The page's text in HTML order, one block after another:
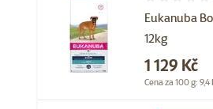
Eukanuba
12kg
Cena
1 129 Kč
Cena za 100 g: 9,4